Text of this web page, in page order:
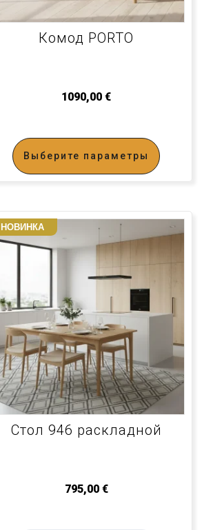
Комод PORTO
1090,00€
Выберите параметры
НОВИНКА
Стол 946 раскладной
795,00 €